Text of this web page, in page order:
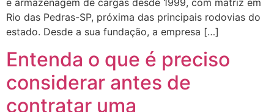
e armazenagem de cargas desde 1999, com matriz em
Rio das Pedras-SP, próxima das principais rodovias do
estado. Desde a sua fundação, a empresa […]
Entenda o que é preciso
considerar antes de
contratar uma